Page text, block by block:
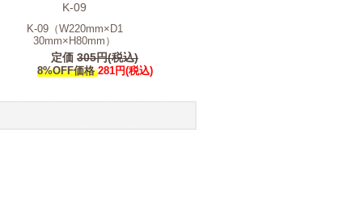
K-09
K-09（W220mm×D1
30mm×H80mm）
定価 305円(税込)
8%OFF価格281円(税込)